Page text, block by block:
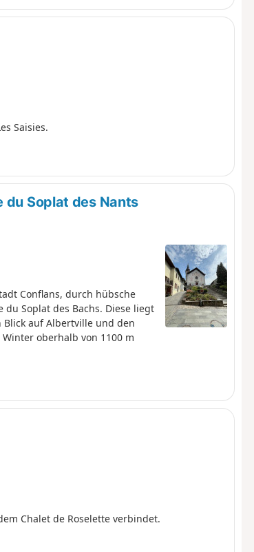
Saisies.
du Soplat des Nants
Conflans, durch hübsche
Soplat des Bachs. Diese liegt
auf Albertville und den
oberhalb von 1100 m
Chalet de Roselette verbindet.